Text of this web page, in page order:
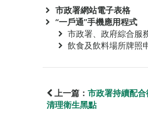
市政署網站電子表格
“一戶通”手機應用程式
市政署、政府綜合服
飲食及飲料場所牌照
上一篇： 市政署持續配
清理衛生黑點